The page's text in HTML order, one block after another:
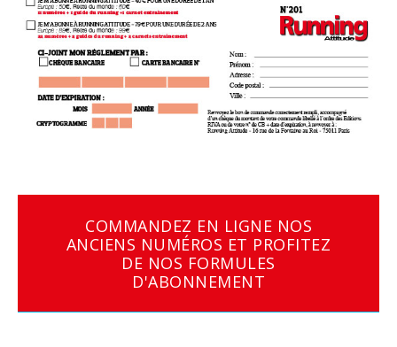
COMMANDEZ EN LIGNE NOS
ANCIENS NUMÉROS ET PROFITEZ
DE NOS FORMULES
D'ABONNEMENT